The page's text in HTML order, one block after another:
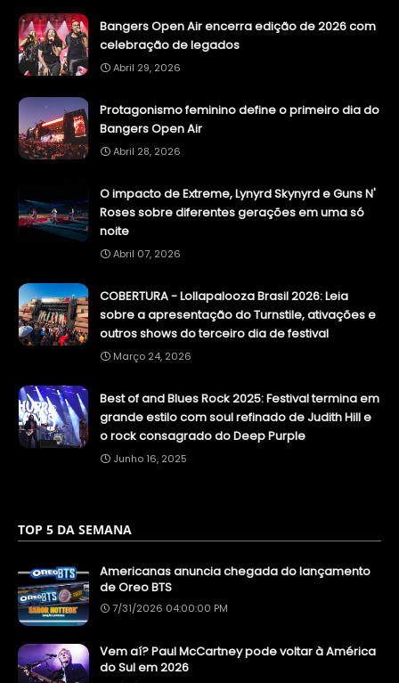
Bangers Open Air encerra edição de 2026 com
celebração de legados
Abril 29, 2026
Protagonismo feminino define o primeiro dia do
Bangers Open Air
Abril 28, 2026
O impacto de Extreme, Lynyrd Skynyrd e Guns N'
Roses sobre diferentes gerações em uma só
noite
Abril 07, 2026
COBERTURA - Lollapalooza Brasil 2026: Leia
sobre a apresentação do Turnstile, ativações e
outros shows do terceiro dia de festival
Março 24, 2026
Best of and Blues Rock 2025: Festival termina em
grande estilo com soul refinado de Judith Hill e
o rock consagrado do Deep Purple
Junho 16, 2025
TOP 5 DA SEMANA
Americanas anuncia chegada do lançamento
de Oreo BTS
7/31/2026 04:00:00 PM
Vem aí? Paul McCartney pode voltar à América
do Sul em 2026